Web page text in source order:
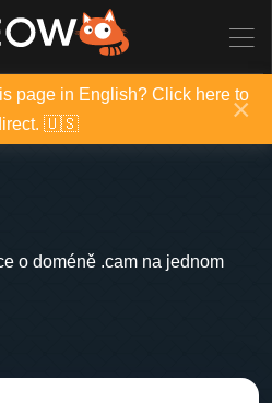
page in English? Click here to
🇺🇸
×
o doméně .cam na jednom